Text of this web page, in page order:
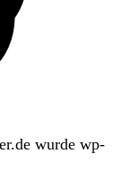
wurde wp-